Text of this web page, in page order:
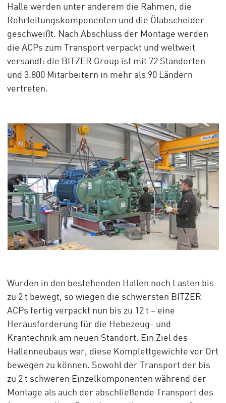
Halle werden unter anderem die Rahmen, die
Rohrleitungskomponenten und die Ölabscheider
geschweißt. Nach Abschluss der Montage werden
die ACPs zum Transport verpackt und weltweit
versandt: die BITZER Group ist mit 72 Standorten
und 3.800 Mitarbeitern in mehr als 90 Ländern
vertreten.
Wurden in den bestehenden Hallen noch Lasten bis
zu 2 t bewegt, so wiegen die schwersten BITZER
ACPs fertig verpackt nun bis zu 12 t – eine
Herausforderung für die Hebezeug- und
Krantechnik am neuen Standort. Ein Ziel des
Hallenneubaus war, diese Komplettgewichte vor Ort
bewegen zu können. Sowohl der Transport der bis
zu 2 t schweren Einzelkomponenten während der
Montage als auch der abschließende Transport des